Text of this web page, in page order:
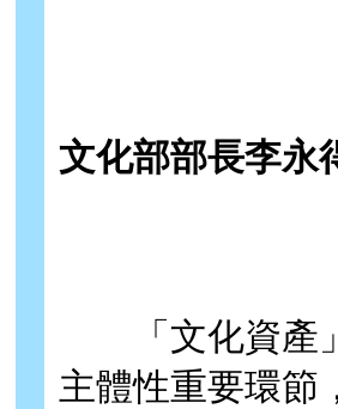
文化部部長李永
「文化資產」
主體性重要環節